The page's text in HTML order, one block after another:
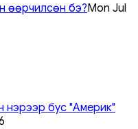
өөрчилсөн бэ?Mon Jul
нэрээр бус "Америк"